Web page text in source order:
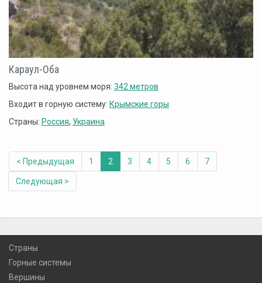
Караул-Оба
Высота над уровнем моря: 342 метров
Входит в горную систему: Крымские горы
Страны: Россия, Украина
< Предыдущая 1 2 3 4 5 6 7
Следующая >
Страны
Горные системы
Вершины